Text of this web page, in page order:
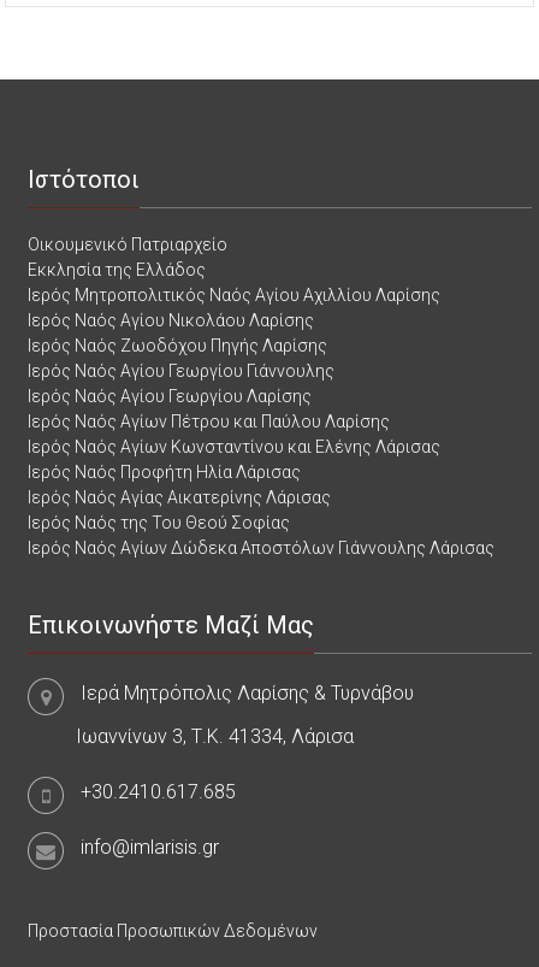
Ιστότοποι
Οικουμενικό Πατριαρχείο
Εκκλησία της Ελλάδος
Ιερός Μητροπολιτικός Ναός Αγίου Αχιλλίου Λαρίσης
Ιερός Ναός Αγίου Νικολάου Λαρίσης
Ιερός Ναός Ζωοδόχου Πηγής Λαρίσης
Ιερός Ναός Αγίου Γεωργίου Γιάννουλης
Ιερός Ναός Αγίου Γεωργίου Λαρίσης
Ιερός Ναός Αγίων Πέτρου και Παύλου Λαρίσης
Ιερός Ναός Αγίων Κωνσταντίνου και Ελένης Λάρισας
Ιερός Ναός Προφήτη Ηλία Λάρισας
Ιερός Ναός Αγίας Αικατερίνης Λάρισας
Ιερός Ναός της Του Θεού Σοφίας
Ιερός Ναός Αγίων Δώδεκα Αποστόλων Γιάννουλης Λάρισας
Επικοινωνήστε Μαζί Μας
Ιερά Μητρόπολις Λαρίσης & Τυρνάβου
Ιωαννίνων 3, Τ.Κ. 41334, Λάρισα
+30.2410.617.685
info@imlarisis.gr
Προστασία Προσωπικών Δεδομένων